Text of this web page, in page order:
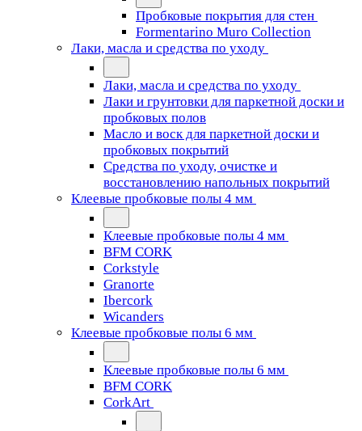
Пробковые покрытия для стен
Formentarino Muro Collection
Лаки, масла и средства по уходу
Лаки, масла и средства по уходу
Лаки и грунтовки для паркетной доски и
пробковых полов
Масло и воск для паркетной доски и
пробковых покрытий
Средства по уходу, очистке и
восстановлению напольных покрытий
Клеевые пробковые полы 4 мм
Клеевые пробковые полы 4 мм
BFM CORK
Corkstyle
Granorte
Ibercork
Wicanders
Клеевые пробковые полы 6 мм
Клеевые пробковые полы 6 мм
BFM CORK
CorkArt